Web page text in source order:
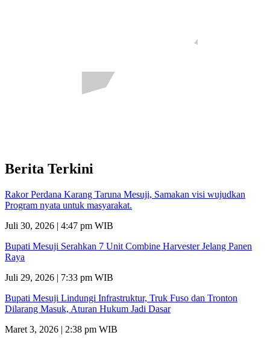
Berita Terkini
Rakor Perdana Karang Taruna Mesuji, Samakan visi wujudkan
Program nyata untuk masyarakat.
Juli 30, 2026 | 4:47 pm WIB
Bupati Mesuji Serahkan 7 Unit Combine Harvester Jelang Panen
Raya
Juli 29, 2026 | 7:33 pm WIB
Bupati Mesuji Lindungi Infrastruktur, Truk Fuso dan Tronton
Dilarang Masuk, Aturan Hukum Jadi Dasar
Maret 3, 2026 | 2:38 pm WIB